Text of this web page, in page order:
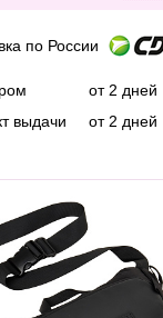
по России
выдачи
от 2 дней
от 2 дней